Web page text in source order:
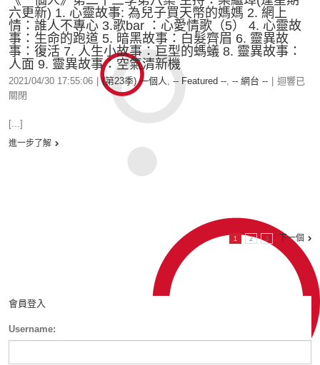
六更新) 1. 心靈故事: 為兒子買天幣的媽媽 2. 網上
情：誰人不專心 3.歌bar ：心愛情歌（5） 4. 心靈故
事：生命的跑道 5. 暗黑故事：白髮齊眉 6. 靈異故
事：復活 7. 人生小故事：巨型的螞蟻 8. 靈異故事：
人面 9. 靈異故事：空氣清新機
2021/04/30 17:55:06 (第23季) 一個人, -- Featured --, -- 網台 --
迴響已
關閉
[...]
進一步了解
1 2 3 下一個
會員登入
Username: